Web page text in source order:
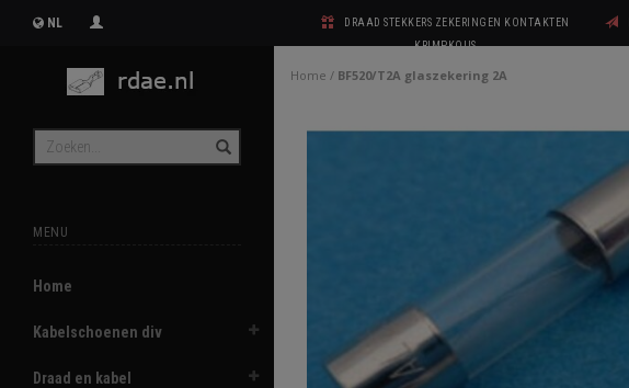
NL
DRAAD STEKKERS ZEKERINGEN KONTAKTEN
KRIMPKOUS
MENU
Home
Kabelschoenen div
Draad en kabel
Home / BF520/T2A glaszekering 2A